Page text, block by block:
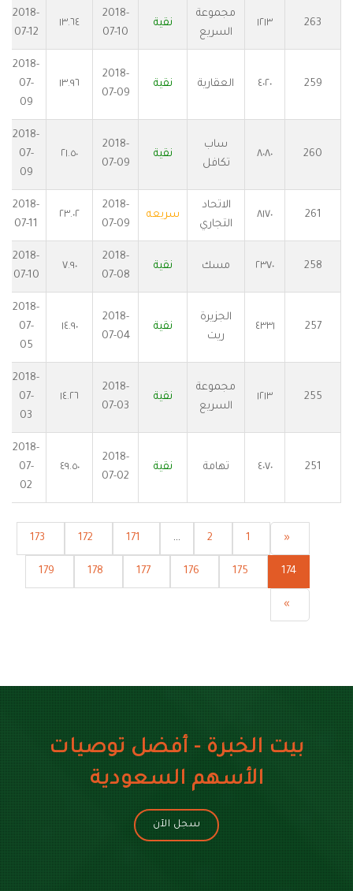
263 ١٢١٣
مجموعة
السريع
نقية
2018-
07-10
١٣.٦٤
2018-
07-12
259 ٤٠٢٠ العقارية نقية
2018-
07-09
١٣.٩٦
2018-
07-
09
260 ٨٠٨٠
ساب
تكافل
نقية
2018-
07-09
٢١.٥٠
2018-
07-
09
261 ٨١٧٠
الاتحاد
التجاري
سريعه
2018-
07-09
٢٣.٠٢
2018-
07-11
258 ٢٣٧٠ مسك نقية
2018-
07-08
٧.٩٠
2018-
07-10
257 ٤٣٣١
الجزيرة
ريت
نقية
2018-
07-04
١٤.٩٠
2018-
07-
05
255 ١٢١٣
مجموعة
السريع
نقية
2018-
07-03
١٤.٢٦
2018-
07-
03
251 ٤٠٧٠ تهامة نقية
2018-
07-02
٤٩.٥٠
2018-
07-
02
«
1
2
...
171
172
173
174
175
176
177
178
179
»
بيت الخبرة - أفضل توصيات
الأسهم السعودية
سجل الآن